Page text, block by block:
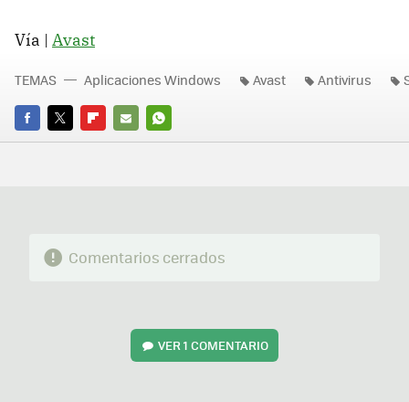
Vía | Avast
FACEBOOK
TWITTERFLIPBOARD
E-
WHATSAPP
TEMAS Aplicaciones Windows Avast Antivirus
Comentarios cerrados
VER1 COMENTARIO